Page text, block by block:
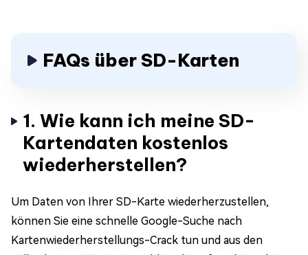
FAQs über SD-Karten
1. Wie kann ich meine SD-
Kartendaten kostenlos
wiederherstellen?
Um Daten von Ihrer SD-Karte wiederherzustellen,
können Sie eine schnelle Google-Suche nach
Kartenwiederherstellungs-Crack tun und aus den